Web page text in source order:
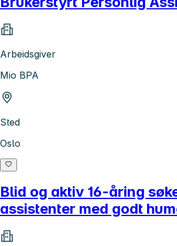
Arbeidsgiver
Mio BPA
Sted
Oslo
Blid og aktiv 16-åring
assistenter med godt